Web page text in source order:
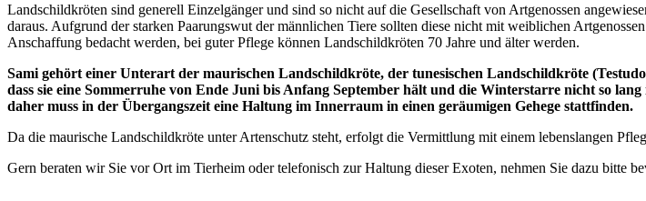
Landschildkröten sind generell Einzelgänger und sind so nicht auf die Gesellschaft von Artgenossen
daraus. Aufgrund der starken Paarungswut der männlichen Tiere sollten diese nicht mit weiblichen
Anschaffung bedacht werden, bei guter Pflege können Landschildkröten 70 Jahre und älter werden.
Sami gehört einer Unterart der maurischen Landschildkröte, der tunesischen Landschildkröte (
dass sie eine Sommerruhe von Ende Juni bis Anfang September hält und die Winterstarre nicht so
daher muss in der Übergangszeit eine Haltung im Innerraum in einen geräumigen Gehege stattfinden.
Da die maurische Landschildkröte unter Artenschutz steht, erfolgt die Vermittlung mit einem lebenslangen
Gern beraten wir Sie vor Ort im Tierheim oder telefonisch zur Haltung dieser Exoten, nehmen Sie dazu bitte